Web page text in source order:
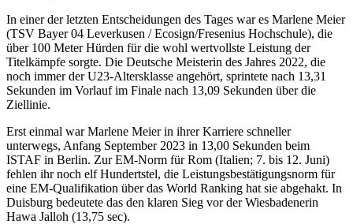
In einer der letzten Entscheidungen des Tages war es Marlene Meier
(TSV Bayer 04 Leverkusen / Ecosign/Fresenius Hochschule), die
über 100 Meter Hürden für die wohl wertvollste Leistung der
Titelkämpfe sorgte. Die Deutsche Meisterin des Jahres 2022, die
noch immer der U23-Altersklasse angehört, sprintete nach 13,31
Sekunden im Vorlauf im Finale nach 13,09 Sekunden über die
Ziellinie.
Erst einmal war Marlene Meier in ihrer Karriere schneller
unterwegs, Anfang September 2023 in 13,00 Sekunden beim
ISTAF in Berlin. Zur EM-Norm für Rom (Italien; 7. bis 12. Juni)
fehlen ihr noch elf Hundertstel, die Leistungsbestätigungsnorm für
eine EM-Qualifikation über das World Ranking hat sie abgehakt. In
Duisburg bedeutete das den klaren Sieg vor der Wiesbadenerin
Hawa Jalloh (13,75 sec).